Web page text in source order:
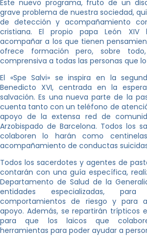
Este nuevo programa, fruto de un
grave problema de nuestra sociedad,
de detección y acompañamiento
cristiana. El propio papa León
acompañar a los que tienen
ofrece formación pero, sobre
comprensiva a todas las personas que
El «Spe Salvi» se inspira en la
Benedicto XVI, centrada en la
salvación. Es una nueva parte de la
cuenta tanto con un teléfono de
apoyo de la extensa red de
Arzobispado de Barcelona. Todos los
colaboren lo harán como
acompañamiento de conductas
Todos los sacerdotes y agentes de
contarán con una guía específica,
Departamento de Salud de la
entidades especializadas,
comportamientos de riesgo y para
apoyo. Además, se repartirán trípticos
para que los laicos que
herramientas para poder ayudar a